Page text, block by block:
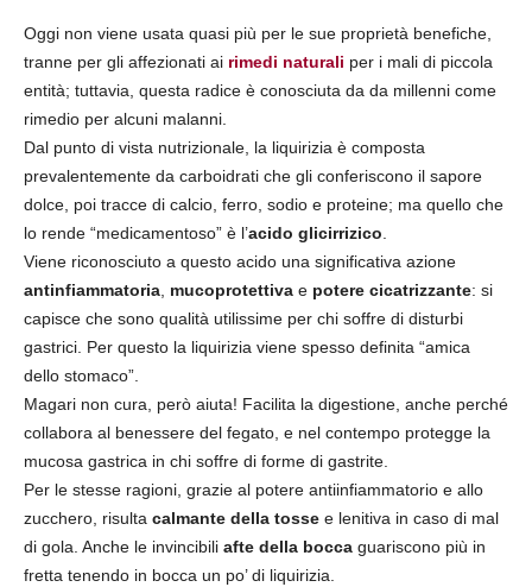
Oggi non viene usata quasi più per le sue proprietà benefiche,
tranne per gli affezionati ai rimedi naturali per i mali di piccola
entità; tuttavia, questa radice è conosciuta da da millenni come
rimedio per alcuni malanni.
Dal punto di vista nutrizionale, la liquirizia è composta
prevalentemente da carboidrati che gli conferiscono il sapore
dolce, poi tracce di calcio, ferro, sodio e proteine; ma quello che
lo rende “medicamentoso” è l’acido glicirrizico
Viene riconosciuto a questo acido una significativa azione
antinfiammatoria mucoprotettiva e potere cicatrizzante: si
capisce che sono qualità utilissime per chi soffre di disturbi
gastrici. Per questo la liquirizia viene spesso definita “amica
dello stomaco”.
Magari non cura, però aiuta! Facilita la digestione, anche perché
collabora al benessere del fegato, e nel contempo protegge la
mucosa gastrica in chi soffre di forme di gastrite.
Per le stesse ragioni, grazie al potere antiinfiammatorio e allo
zucchero, risulta calmante della tosse e lenitiva in caso di mal
di gola. Anche le invincibili afte della bocca guariscono più in
fretta tenendo in bocca un po’ di liquirizia.